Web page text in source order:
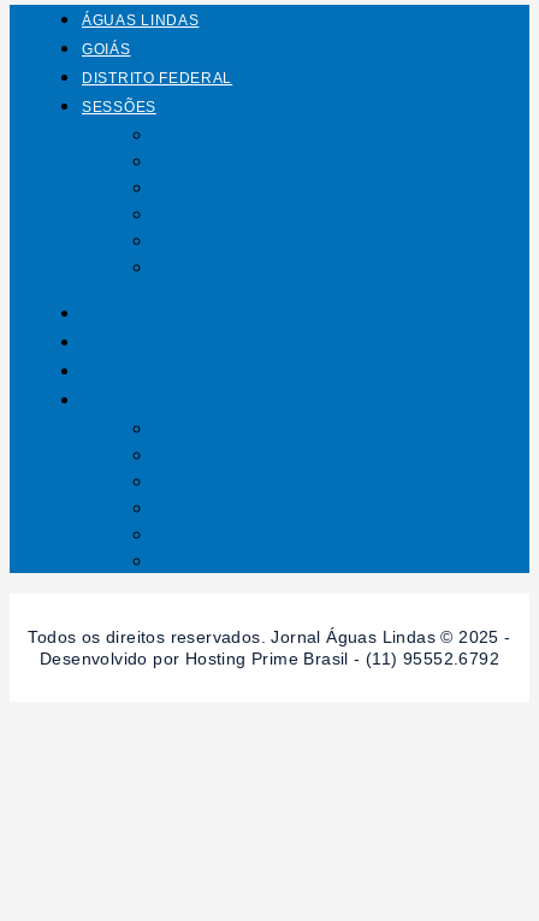
ÁGUAS LINDAS
GOIÁS
DISTRITO FEDERAL
SESSÕES
Todos os direitos reservados. Jornal Águas Lindas © 2025 -
Desenvolvido por Hosting Prime Brasil - (11) 95552.6792